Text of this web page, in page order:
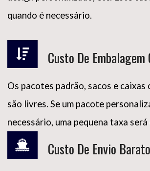
quando é necessário.
Custo De
Os pacotes padrão, sacos e caixas
são livres. Se um pacote
necessário, uma pequena taxa será
Custo De Envio Barato